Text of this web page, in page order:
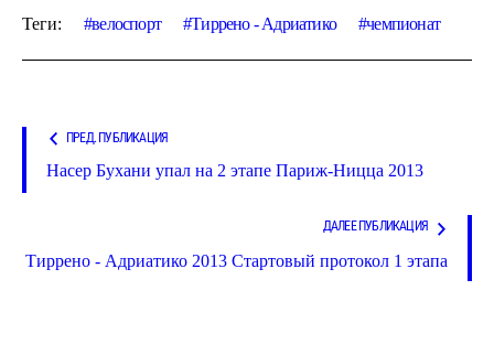
Теги: велоспорт Тиррено - Адриатико чемпионат
ПРЕД. ПУБЛИКАЦИЯ
Насер Бухани упал на 2 этапе Париж-Ницца 2013
ДАЛЕЕ ПУБЛИКАЦИЯ
Тиррено - Адриатико 2013 Стартовый протокол 1 этапа